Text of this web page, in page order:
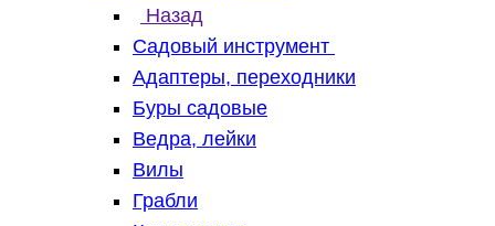
Назад
Садовый инструмент
Адаптеры, переходники
Буры садовые
Ведра, лейки
Вилы
Грабли